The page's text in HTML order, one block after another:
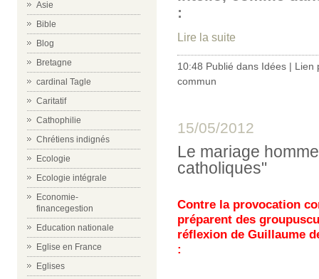
Asie
Bible
Blog
Bretagne
cardinal Tagle
Caritatif
Cathophilie
Chrétiens indignés
Ecologie
Ecologie intégrale
Economie-
financegestion
Education nationale
Eglise en France
Eglises
:
Lire la suite
10:48 Publié dans Idées | Lien
commun
15/05/2012
Le mariage
catholiques"
Contre la provocation
préparent des
réflexion de Guillaume
: